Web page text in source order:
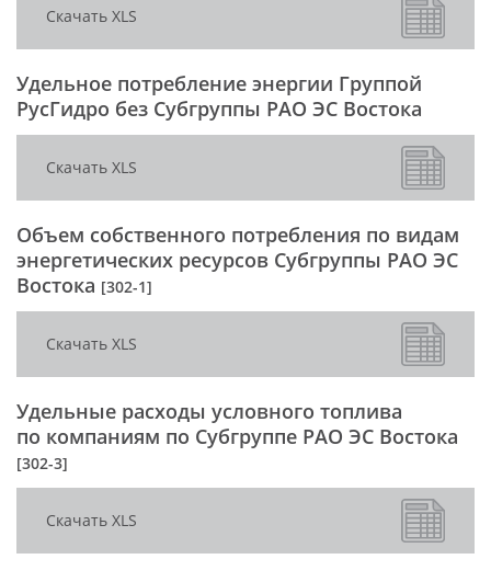
Скачать XLS
Удельное потребление энергии Группой
РусГидро без Субгруппы РАО ЭС Востока
Скачать XLS
Объем собственного потребления по видам
энергетических ресурсов Субгруппы РАО ЭС
Востока [302-1]
Скачать XLS
Удельные расходы условного топлива
по компаниям по Субгруппе РАО ЭС Востока
[302-3]
Скачать XLS